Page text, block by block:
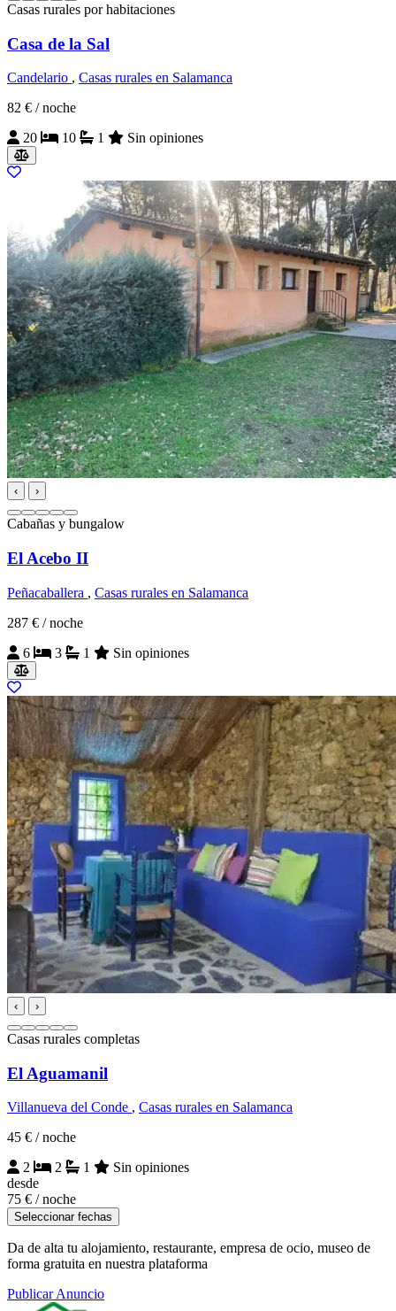
Casas rurales por habitaciones
Casa de la Sal
Candelario , Casas rurales en Salamanca
82 € / noche
20
10 1 Sin opiniones
‹ ›
Cabañas y bungalow
El Acebo II
Peñacaballera , Casas rurales en Salamanca
287 € / noche
6
3 1 Sin opiniones
‹ ›
Casas rurales completas
El Aguamanil
Villanueva del Conde , Casas rurales en Salamanca
45 € / noche
2
2 1
Sin opiniones
desde
75 € / noche
Seleccionar fechas
Da de alta tu alojamiento, restaurante, empresa de ocio, museo de
forma gratuita en nuestra plataforma
Publicar Anuncio